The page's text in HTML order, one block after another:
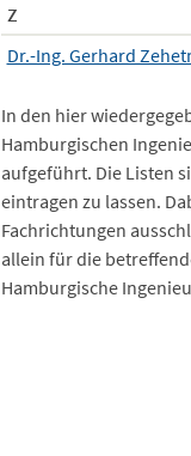
Z
Dr.-Ing. Gerhard
In den hier
Hamburgischen
aufgeführt. Die Listen
eintragen zu lassen.
Fachrichtungen
allein für die
Hamburgische